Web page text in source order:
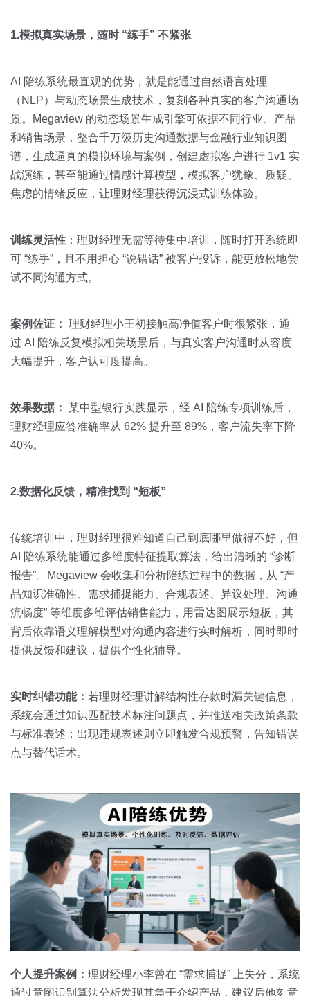
1.模拟真实场景，随时 “练手” 不紧张
AI 陪练系统最直观的优势，就是能通过自然语言处理
（NLP）与动态场景生成技术，复刻各种真实的客户沟通场
景。Megaview 的动态场景生成引擎可依据不同行业、产品
和销售场景，整合千万级历史沟通数据与金融行业知识图
谱，生成逼真的模拟环境与案例，创建虚拟客户进行 1v1 实
战演练，甚至能通过情感计算模型，模拟客户犹豫、质疑、
焦虑的情绪反应，让理财经理获得沉浸式训练体验。
训练灵活性 ：理财经理无需等待集中培训，随时打开系统即
可 “练手”，且不用担心 “说错话” 被客户投诉，能更放松地尝
试不同沟通方式。
案例佐证： 理财经理小王初接触高净值客户时很紧张，通
过 AI 陪练反复模拟相关场景后，与真实客户沟通时从容度
大幅提升，客户认可度提高。
效果数据：
某中型银行实践显示，经 AI 陪练专项训练后，
理财经理应答准确率从 62% 提升至 89%，客户流失率下降
40%。
2.数据化反馈，精准找到 “短板”
传统培训中，理财经理很难知道自己到底哪里做得不好，但
AI 陪练系统能通过多维度特征提取算法，给出清晰的 “诊断
报告”。Megaview 会收集和分析陪练过程中的数据，从 “产
品知识准确性、需求捕捉能力、合规表述、异议处理、沟通
流畅度” 等维度多维评估销售能力，用雷达图展示短板，其
背后依靠语义理解模型对沟通内容进行实时解析，同时即时
提供反馈和建议，提供个性化辅导。
实时纠错功能： 若理财经理讲解结构性存款时漏关键信息，
系统会通过知识匹配技术标注问题点，并推送相关政策条款
与标准表述；出现违规表述则立即触发合规预警，告知错误
点与替代话术。
个人提升案例： 理财经理小李曾在 “需求捕捉” 上失分，系统
通过意图识别算法分析发现其急于介绍产品，建议后他刻意